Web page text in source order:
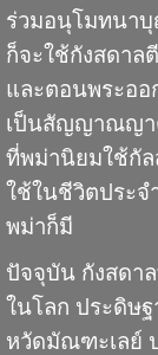
ร่วมอนุโมทนา
ก็จะใช้กังสดาล
และตอนพระออ
เป็นสัญญาณญา
ที่พม่านิยมใช้กั
ใช้ในชีวิตประจ
พม่าก็มี
ปัจจุบัน กังสดา
ในโลก ประดิษ
หวัดมัณฑะเลย์